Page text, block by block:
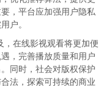
，平台应加强用户隐私
户。
，在线影视观看将更加便
，完善播放质量和用户
同时，社会对版权保护
法，探索可持续的商业